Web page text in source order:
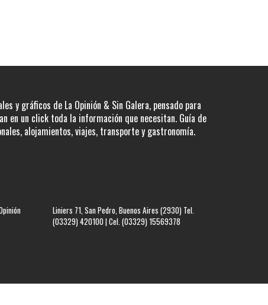
y gráficos de La Opinión & Sin Galera, pensado para
en un click toda la información que necesitan. Guía de
alojamientos, viajes, transporte y gastronomía.
Liniers 71, San Pedro, Buenos Aires (2930) Tel.
(03329) 420100 | Cel. (03329) 15569378